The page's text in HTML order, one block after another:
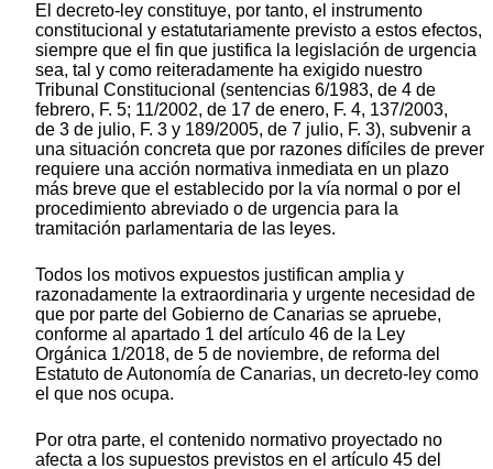
El decreto-ley constituye, por tanto, el instrumento
constitucional y estatutariamente previsto a estos efectos,
siempre que el fin que justifica la legislación de urgencia
sea, tal y como reiteradamente ha exigido nuestro
Tribunal Constitucional (sentencias 6/1983, de 4 de
febrero, F. 5; 11/2002, de 17 de enero, F. 4, 137/2003,
de 3 de julio, F. 3 y 189/2005, de 7 julio, F. 3), subvenir a
una situación concreta que por razones difíciles de prever
requiere una acción normativa inmediata en un plazo
más breve que el establecido por la vía normal o por el
procedimiento abreviado o de urgencia para la
tramitación parlamentaria de las leyes.
Todos los motivos expuestos justifican amplia y
razonadamente la extraordinaria y urgente necesidad de
que por parte del Gobierno de Canarias se apruebe,
conforme al apartado 1 del artículo 46 de la Ley
Orgánica 1/2018, de 5 de noviembre, de reforma del
Estatuto de Autonomía de Canarias, un decreto-ley como
el que nos ocupa.
Por otra parte, el contenido normativo proyectado no
afecta a los supuestos previstos en el artículo 45 del